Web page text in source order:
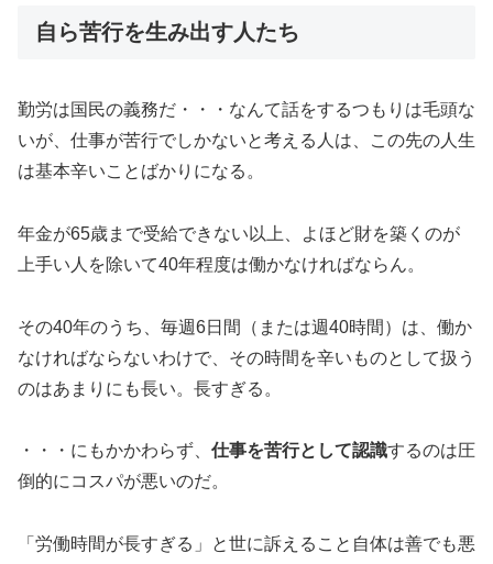
自ら苦行を生み出す人たち
勤労は国民の義務だ・・・なんて話をするつもりは毛頭な
いが、仕事が苦行でしかないと考える人は、この先の人生
は基本辛いことばかりになる。
年金が65歳まで受給できない以上、よほど財を築くのが
上手い人を除いて40年程度は働かなければならん。
その40年のうち、毎週6日間（または週40時間）は、働か
なければならないわけで、その時間を辛いものとして扱う
のはあまりにも長い。長すぎる。
・・・にもかかわらず、 仕事を苦行として認識するのは圧
倒的にコスパが悪いのだ。
「労働時間が長すぎる」と世に訴えること自体は善でも悪